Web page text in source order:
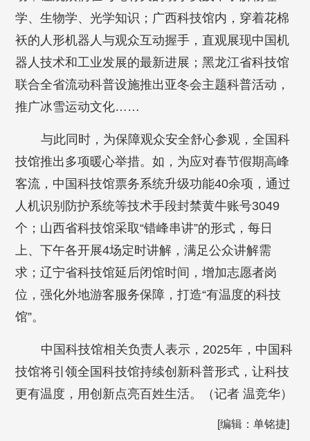
学、生物学、光学知识；广西科技馆内，穿着花棉
袄的人形机器人与观众互动握手，直观展现中国机
器人技术和工业发展的最新进展；黑龙江省科技馆
联合全省流动科普设施推出亚冬会主题科普活动，
推广冰雪运动文化……
与此同时，为保障观众安全舒心参观，全国科
技馆推出多项暖心举措。如，为应对春节假期高峰
客流，中国科技馆票务系统升级功能40余项，通过
人机识别防护系统等技术手段封禁黄牛账号3049
个；山西省科技馆采取“错峰串讲”的形式，每日
上、下午各开展4场定时讲解，满足公众讲解需
求；辽宁省科技馆延后闭馆时间，增加志愿者岗
位，强化外地游客服务保障，打造“有温度的科技
馆”。
中国科技馆相关负责人表示，2025年，中国科
技馆将引领全国科技馆持续创新科普形式，让科技
更有温度，用创新点亮百姓生活。（记者 温竞华）
[编辑：单铭捷]